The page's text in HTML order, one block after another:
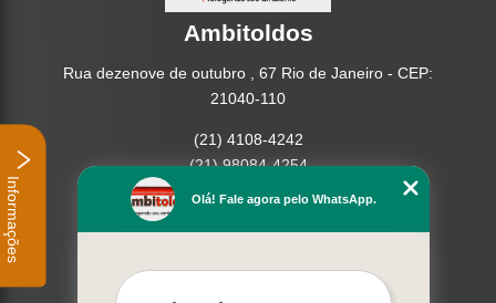
Ambitoldos
Rua dezenove de outubro , 67 Rio de Janeiro - CEP:
21040-110
(21) 4108-4242
(21) 98084-4254
Home
Empresa
Olá! Fale agora pelo WhatsApp.
Informações